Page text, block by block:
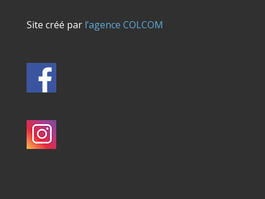
Site créé parl’agence COLCOM